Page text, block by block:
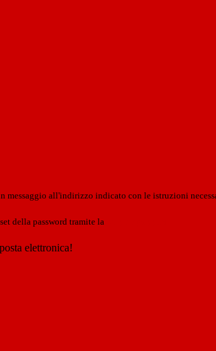
messaggio all'indirizzo indicato con le istruzioni
della password tramite la
elettronica!